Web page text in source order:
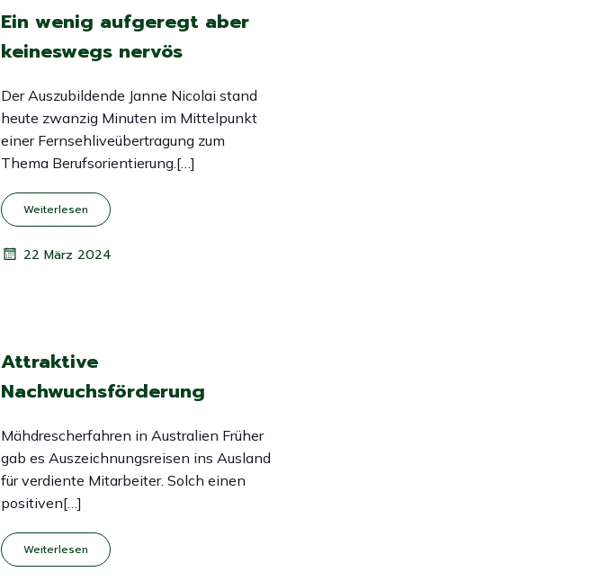
Ein wenig aufgeregt aber
keineswegs nervös
Der Auszubildende Janne Nicolai stand
heute zwanzig Minuten im Mittelpunkt
einer Fernsehliveübertragung zum
Thema Berufsorientierung.[…]
Weiterlesen
22 März 2024
Attraktive
Nachwuchsförderung
Mähdrescherfahren in Australien Früher
gab es Auszeichnungsreisen ins Ausland
für verdiente Mitarbeiter. Solch einen
positiven[…]
Weiterlesen